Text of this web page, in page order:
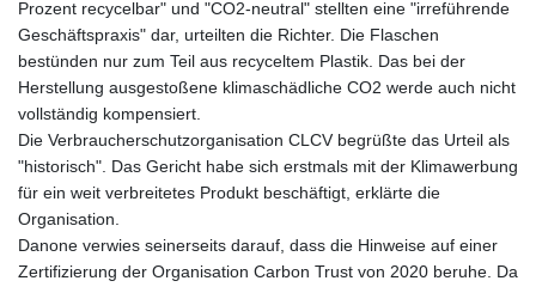
Prozent recycelbar" und "CO2-neutral" stellten eine "irreführende
Geschäftspraxis" dar, urteilten die Richter. Die Flaschen
bestünden nur zum Teil aus recyceltem Plastik. Das bei der
Herstellung ausgestoßene klimaschädliche CO2 werde auch nicht
vollständig kompensiert.
Die Verbraucherschutzorganisation CLCV begrüßte das Urteil als
"historisch". Das Gericht habe sich erstmals mit der Klimawerbung
für ein weit verbreitetes Produkt beschäftigt, erklärte die
Organisation.
Danone verwies seinerseits darauf, dass die Hinweise auf einer
Zertifizierung der Organisation Carbon Trust von 2020 beruhe. Da